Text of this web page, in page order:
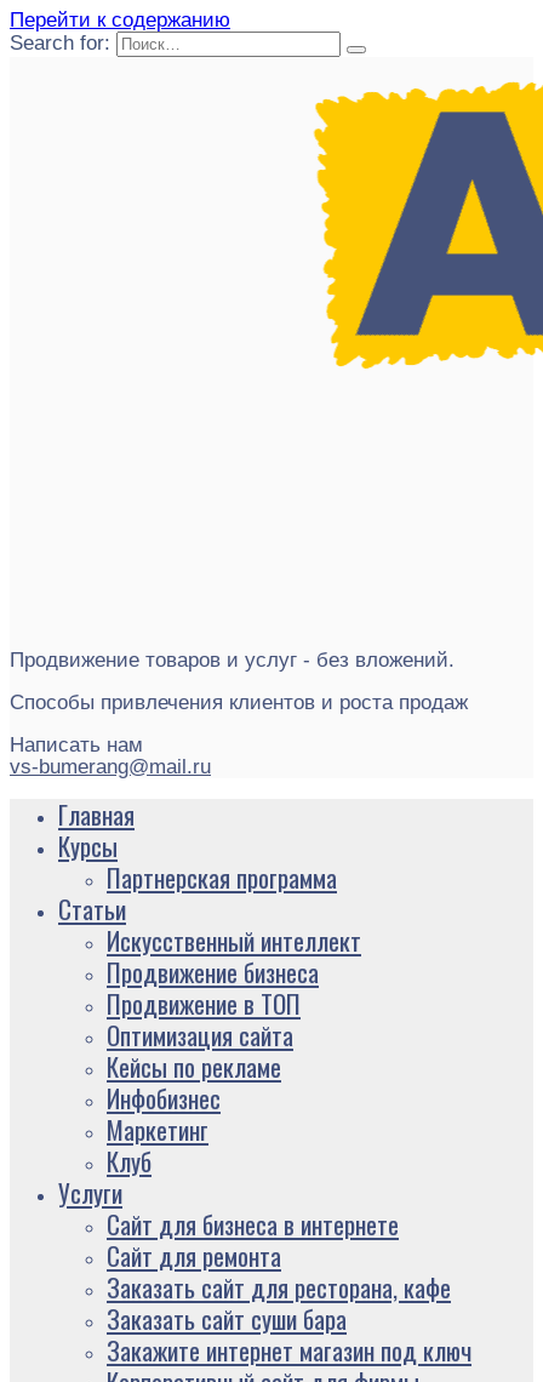
Перейти к содержанию
Search for:
Продвижение товаров и услуг - без вложений.
Способы привлечения клиентов и роста продаж
Написать нам
vs-bumerang@mail.ru
Главная
Курсы
Партнерская программа
Статьи
Искусственный интеллект
Продвижение бизнеса
Продвижение в ТОП
Оптимизация сайта
Кейсы по рекламе
Инфобизнес
Маркетинг
Клуб
Услуги
Сайт для бизнеса в интернете
Сайт для ремонта
Заказать сайт для ресторана, кафе
Заказать сайт суши бара
Закажите интернет магазин под ключ